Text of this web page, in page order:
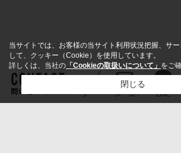
問い合わせをする メール LINE
当サイトでは、お客様の当サイト利用状況把握、サ
して、クッキー（Cookie）を使用しています。
詳しくは、当社の 「Cookieの取扱いについて」 をご
閉じる